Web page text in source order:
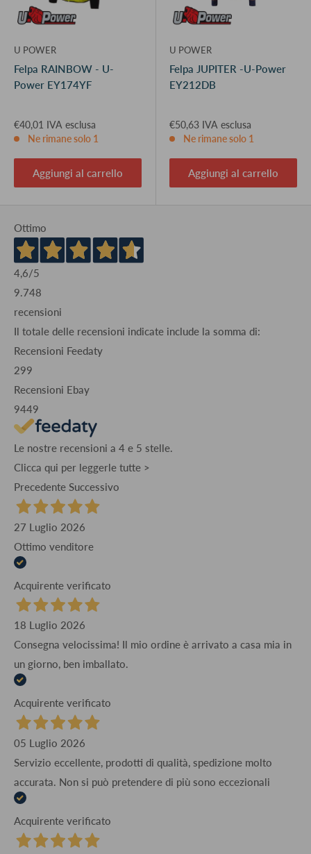
U POWER
Felpa RAINBOW - U-
Power EY174YF
€40,01 IVA esclusa
Ne rimane solo 1
Aggiungi al carrello
U POWER
Felpa JUPITER -U-Power
EY212DB
€50,63 IVA esclusa
Ne rimane solo 1
Aggiungi al carrello
Ottimo
4,6/5
9.748
recensioni
Il totale delle recensioni indicate include la somma di:
Recensioni Feedaty
299
Recensioni Ebay
9449
Le nostre recensioni a 4 e 5 stelle.
Clicca qui per leggerle tutte >
Precedente Successivo
27 Luglio 2026
Ottimo venditore
Acquirente verificato
18 Luglio 2026
Consegna velocissima! Il mio ordine è arrivato a casa mia in
un giorno, ben imballato.
Acquirente verificato
05 Luglio 2026
Servizio eccellente, prodotti di qualità, spedizione molto
accurata. Non si può pretendere di più sono eccezionali
Acquirente verificato